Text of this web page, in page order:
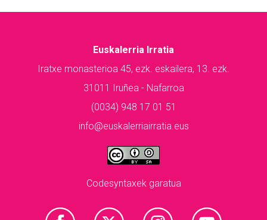
Euskalerria Irratia
Iratxe monasterioa 45, ezk. eskailera, 13. ezk.
31011 Iruñea - Nafarroa
(0034) 948 17 01 51
info@euskalerriairratia.eus
Codesyntaxek garatua